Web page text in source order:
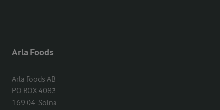
Arla Foods
Arla Foods AB
PO BOX 4083
169 04  Solna